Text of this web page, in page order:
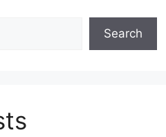
Search